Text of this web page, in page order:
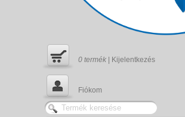
0 termék Kijelentkezés
Fiókom